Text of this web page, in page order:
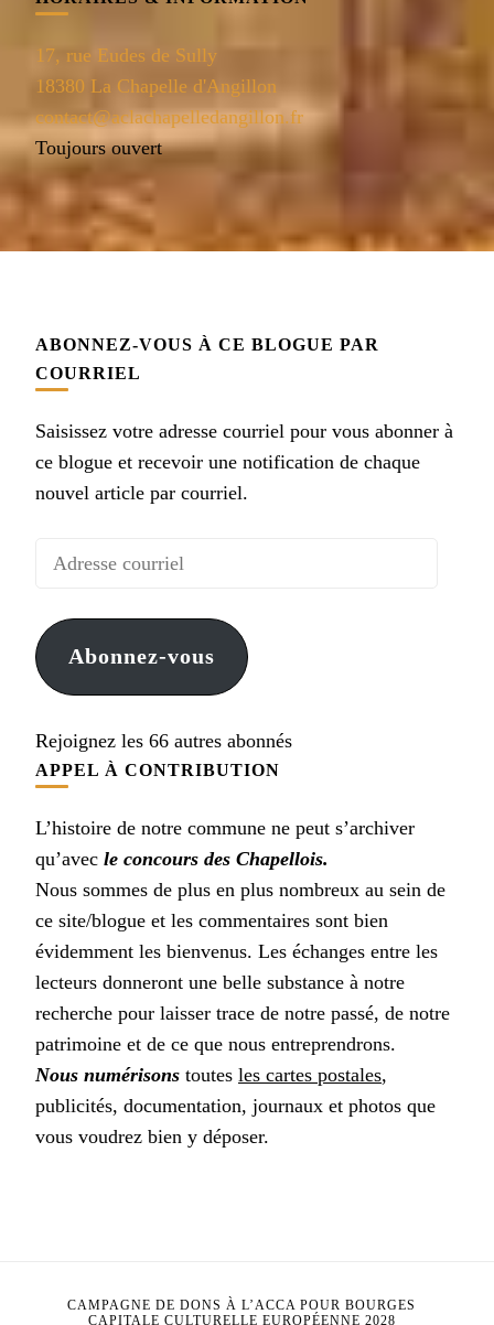
17, rue Eudes de Sully
18380 La Chapelle d'Angillon
contact@aclachapelledangillon.fr
Toujours ouvert
ABONNEZ-VOUS À CE BLOGUE PAR
COURRIEL
Saisissez votre adresse courriel pour vous abonner à
ce blogue et recevoir une notification de chaque
nouvel article par courriel.
Adresse
Abonnez-vous
Rejoignez les 66 autres abonnés
APPEL À CONTRIBUTION
L’histoire de notre commune ne peut s’archiver
qu’avec le concours des Chapellois.
Nous sommes de plus en plus nombreux au sein de
ce site/blogue et les commentaires sont bien
évidemment les bienvenus. Les échanges entre les
lecteurs donneront une belle substance à notre
recherche pour laisser trace de notre passé, de notre
patrimoine et de ce que nous entreprendrons.
Nous numérisons toutes les cartes postales,
publicités, documentation, journaux et photos que
vous voudrez bien y déposer.
CAMPAGNE DE DONS À L’ACCA POUR BOURGES
CAPITALE CULTURELLE EUROPÉENNE 2028